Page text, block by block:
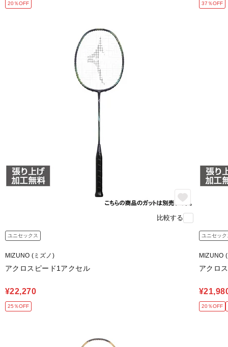
20％OFF 37％OFF
比較する
ユニセックス
MIZUNO (ミズノ)
アクロスピード1アクセル
¥22,270
25％OFF
ユニセック
MIZUNO
アクロ
20％OFF